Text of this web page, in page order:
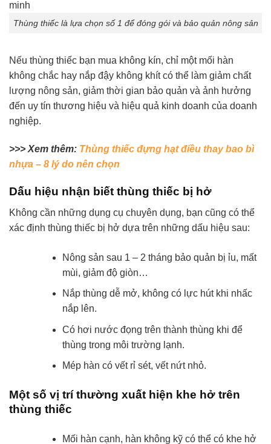
Thùng thiếc là lựa chọn số 1 để đóng gói và bảo quản nông sản
Nếu thùng thiếc bạn mua không kín, chỉ một mối hàn
không chắc hay nắp đậy không khít có thể làm giảm chất
lượng nông sản, giảm thời gian bảo quản và ảnh hưởng
đến uy tín thương hiệu và hiệu quả kinh doanh của doanh
nghiệp.
>>> Xem thêm: Thùng thiếc đựng hạt điều thay bao bì
nhựa – 8 lý do nên chọn
Dấu hiệu nhận biết thùng thiếc bị hở
Không cần những dụng cụ chuyên dụng, bạn cũng có thể
xác định thùng thiếc bị hở dựa trên những dấu hiệu sau:
Nông sản sau 1 – 2 tháng bảo quản bị ỉu, mất
mùi, giảm độ giòn…
Nắp thùng dễ mở, không có lực hút khi nhấc
nắp lên.
Có hơi nước đọng trên thành thùng khi để
thùng trong môi trường lạnh.
Mép hàn có vết rỉ sét, vết nứt nhỏ.
Một số vị trí thường xuất hiện khe hở trên
thùng thiếc
Mối hàn cạnh, hàn không kỹ có thể có khe hở